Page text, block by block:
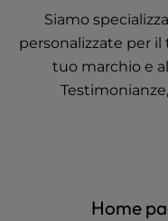
Siamo
personalizzate per il
tuo marchio e
Home